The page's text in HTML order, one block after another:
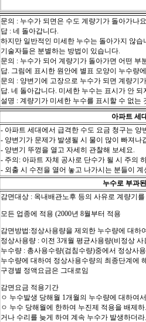
문의 : 누수가 되면은 수도 계량기가 돌아가나
답 : 네 돌아갑니다.
하지만 일반적인 미세한 누수는 돌아가지 않습
기술자들은 분별하는 방법이 있습니다.
문의 : 누수가 되어 계량기가 돌아가면 어떤 부
답. 그림에 표시한 원안에 별표 모양이 누수량
문의 : 양변기에 고장으로 누수가 되면 계량기
답. 네 돌아갑니다. 미세한 누수는 표시가 안
설명 : 계량기가 미세한 누수를 표시할 수 없
아파트 세
- 아파트 세대에서 급격한 수도 요금 청구는 양
- 양변기가 문제가 발생될 시 물이 많이 빠져나
- 양변기 뚜껑을 열고 자세히 관찰해 보세요.
- 주의: 아파트 자체 공사로 단수가 될 시 주의
- 외출 시 수전을 열어 놓고 나가시는 분들이
누수로 부과
감면대상 : 옥내배관노후 등의 사유로 계량기
모든 업종에 적용 (2000년 8월부터 적용
감면방법:정상사용량을 제외한 누수량에 대하
정상사용량 : 이전 3개월 평균사용량(비정상 사
누수량 : 총사용수량(검침수량)중에서 정상사
누수량에 대하여 정상사용수량의 최종단계에
구경별 정액요금은 그대로임
감면요금 적용기간
ㅇ 누수발생 당해월 1개월의 누수량에 대하여
ㅇ 누수 당해월에 한하여 누진제 적용을 배제
거나 수리를 늦게 하여 계속 누수가 발생하더